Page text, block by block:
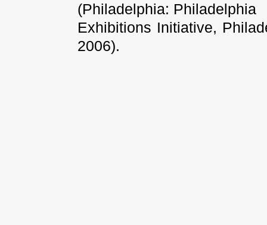
(Philadelphia: Philadelphia
Exhibitions Initiative,
2006).